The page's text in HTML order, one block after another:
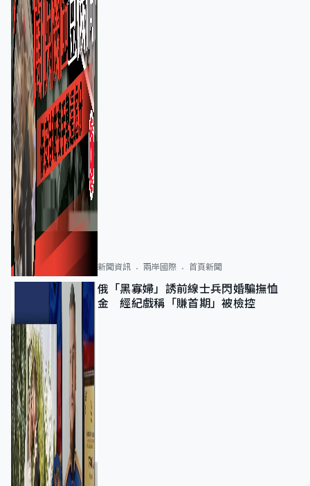
新聞資訊 兩岸國際 首頁新聞
俄「黑寡婦」誘前線士兵閃婚騙撫恤
金 經紀戲稱「賺首期」被檢控